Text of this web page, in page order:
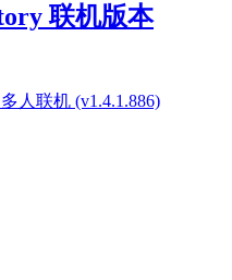
联机版本